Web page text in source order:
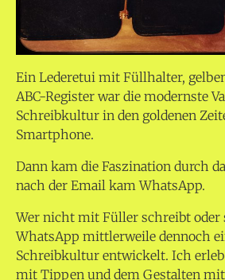
Ein Lederetui mit Füllhalter,
ABC-Register war die modernste
Schreibkultur in den goldenen
Smartphone.
Dann kam die Faszination durch
nach der Email kam WhatsApp.
Wer nicht mit Füller schreibt oder
WhatsApp mittlerweile dennoch
Schreibkultur entwickelt. Ich
mit Tippen und dem Gestalten